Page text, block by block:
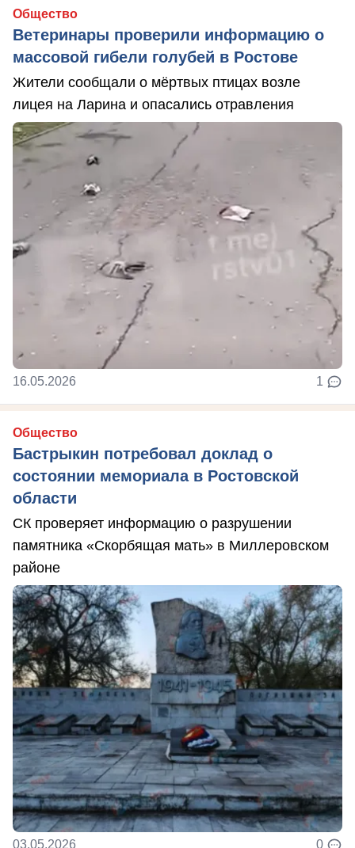
Общество
Ветеринары проверили информацию о
массовой гибели голубей в Ростове
Жители сообщали о мёртвых птицах возле
лицея на Ларина и опасались отравления
16.05.2026 1
Общество
Бастрыкин потребовал доклад о
состоянии мемориала в Ростовской
области
СК проверяет информацию о разрушении
памятника «Скорбящая мать» в Миллеровском
районе
03.05.2026 0